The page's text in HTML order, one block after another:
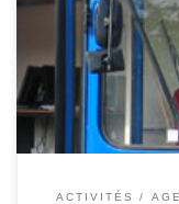
ceux dont la mobilité
du Châtelet, nous
un accès au sein des
ACTIVITÉS